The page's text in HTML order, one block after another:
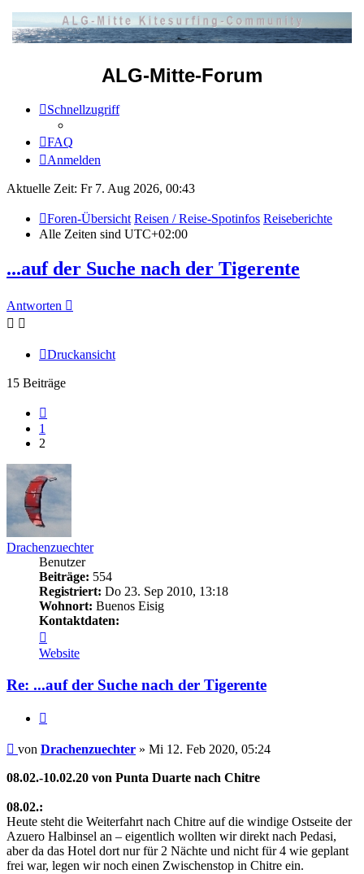
ALG-Mitte-Forum
Schnellzugriff
FAQ
Anmelden
Aktuelle Zeit: Fr 7. Aug 2026, 00:43
Foren-Übersicht Reisen / Reise-Spotinfos Reiseberichte
Alle Zeiten sind UTC+02:00
...auf der Suche nach der Tigerente
Antworten
Druckansicht
15 Beiträge
1
2
Drachenzuechter
Benutzer
Beiträge: 554
Registriert: Do 23. Sep 2010, 13:18
Wohnort: Buenos Eisig
Kontaktdaten:
von
Drachenzuechter
Website
Re: ...auf der Suche nach der Tigerente
Beitrag
von Drachenzuechter » Mi 12. Feb 2020, 05:24
08.02.-10.02.20 von Punta Duarte nach Chitre
08.02.:
Heute steht die Weiterfahrt nach Chitre auf die windige Ostseite der
Azuero Halbinsel an – eigentlich wollten wir direkt nach Pedasi,
aber da das Hotel dort nur für 2 Nächte und nicht für 4 wie geplant
frei war, legen wir noch einen Zwischenstop in Chitre ein.